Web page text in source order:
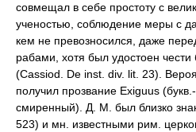
совмещал в себе простоту с
ученостью, соблюдение меры с
кем не превозносился, даже
рабами, хотя был удостоен
(Cassiod. De inst. div. lit. 23).
получил прозвание Exiguus
смиренный). Д. М. был близко
523) и мн. известными рим.